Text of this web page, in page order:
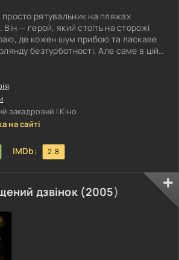
рятувальник на пляжах
— герой, який стоїть на сторожі
де кожен шум прибою та ласкаве
безтурботності. Але саме в цій
міцність. Води прибережних берегів
мають неймовірну привабливість, але
жахи. У надрах океану
у вигляді гігантських акул,
закадровий | Кіно
на сайті
IMDb: 2.8
дзвінок (2005)